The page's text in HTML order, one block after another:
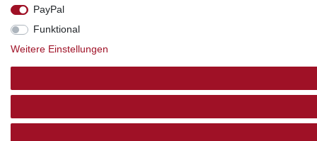
PayPal
Funktional
Weitere Einstellungen